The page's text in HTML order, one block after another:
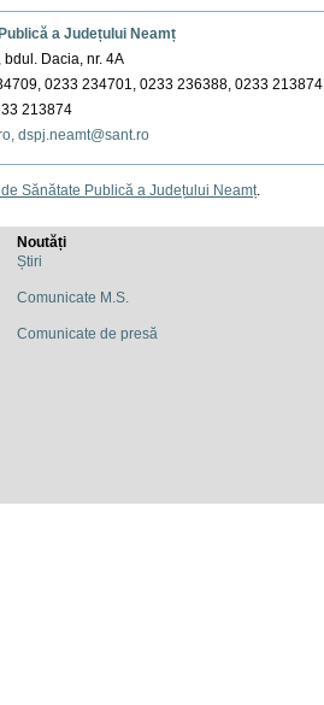
a Județului Neamț
Dacia, nr. 4A
0233 234701, 0233 236388, 0233 213874
213874
dspj.neamt@sant.ro
Sănătate Publică a Județului Neamț.
Noutăți
Știri
Comunicate M.S.
Comunicate de presă